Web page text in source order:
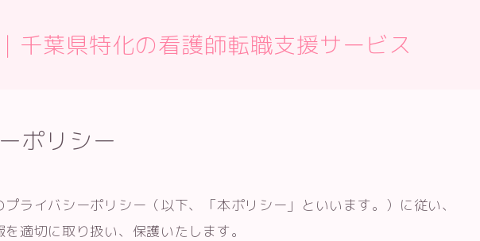
千葉県特化の看護師転職支援サービス
ポリシー
ライバシーポリシー（以下、「本ポリシー」といいます。）に従い、
適切に取り扱い、保護いたします。